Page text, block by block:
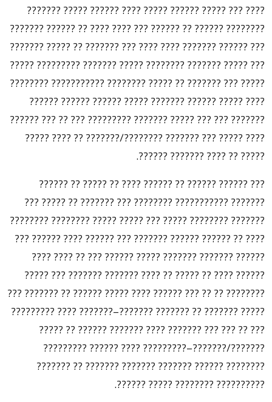
???? ??? ????? ?????? ????? ???? ?????? ????? ???????
???????? ?????? ?? ?????? ??? ???? ???? ?? ?????? ???????
??? ?????? ??????? ???? ???? ??? ??????? ?? ????? ???????
??? ????? ??????? ???????? ????? ??????? ????????? ?????
????? ??? ??????? ?? ????? ???????? ??????????? ????????
???? ????? ?????? ??????? ????? ?????? ?????? ??????
??????? ??? ??? ????? ??????? ????????? ??? ?? ??? ??????
???? ????? ??? ??????? ????????/??????? ?? ???? ?????
????? ?? ???? ??????? ??????.
??? ?????? ?????? ?? ?????? ???? ?? ????? ?? ??????
??????? ??????????? ???????? ??? ??????? ?? ????? ???
??????? ???????? ????? ??? ????? ????? ???????? ????????
???? ?? ?????? ?????? ??????? ??? ?????? ???? ?????? ???
?????? ??????? ??????? ????? ?????? ??? ?? ???? ????
?????? ???? ?? ????? ?? ???? ??????? ??????? ??? ?????
???????? ?? ?? ??? ?????? ???? ????? ?????? ?? ??????? ???
????? ??????? ?? ??????? ???????–??????? ???? ?????????
??? ?? ??? ??? ??????? ???? ??????? ?????? ?? ?????
???????/???????–????????? ???? ?????? ?????????
???????? ?????? ??????? ??????? ??????? ?? ???????
?????????? ???????? ????? ??????.